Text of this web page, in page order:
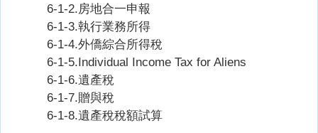
6-1-2.房地合一申報
6-1-3.執行業務所得
6-1-4.外僑綜合所得稅
6-1-5.Individual Income Tax for Aliens
6-1-6.遺產稅
6-1-7.贈與稅
6-1-8.遺產稅稅額試算